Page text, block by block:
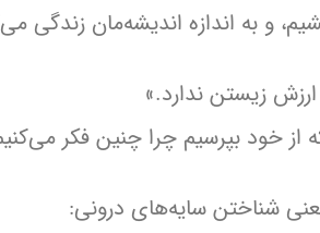
و به اندازه اندیشه‌مان زندگی
زیستن ندارد.»
خود بپرسیم چرا چنین فکر
شناختن سایه‌های درونی: